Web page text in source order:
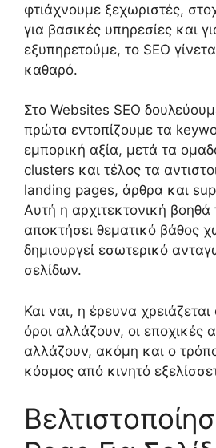
φτιάχνουμε ξεχωριστές,
για βασικές υπηρεσίες και
εξυπηρετούμε, το SEO
καθαρό.
Στο Websites SEO
πρώτα εντοπίζουμε τα
εμπορική αξία, μετά τα
clusters και τέλος τα
landing pages, άρθρα και
Αυτή η αρχιτεκτονική βοηθά
αποκτήσει θεματικό βάθος
δημιουργεί εσωτερικό
σελίδων.
Και ναι, η έρευνα
όροι αλλάζουν, οι εποχικές
αλλάζουν, ακόμη και ο
κόσμος από κινητό